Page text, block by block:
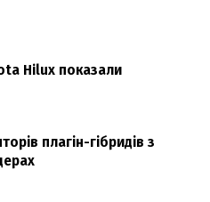
Hilux показали
плагін-гібридів з